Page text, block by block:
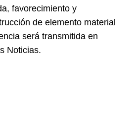
favorecimiento y
de elemento material
será transmitida en
Noticias.